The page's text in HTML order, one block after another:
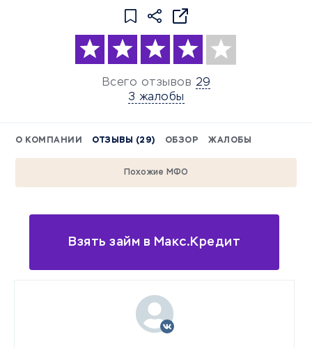
Всего отзывов 29
3 жалобы
О КОМПАНИИ ОТЗЫВЫ (29) ОБЗОР ЖАЛОБЫ
Похожие МФО
Взять займ в Макс.Кредит